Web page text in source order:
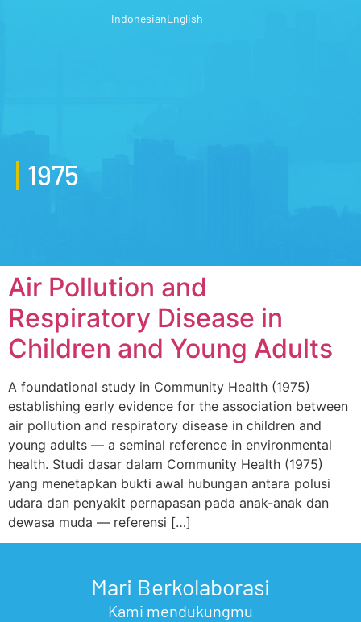
IndonesianEnglish
1975
Air Pollution and
Respiratory Disease in
Children and Young Adults
A foundational study in Community Health (1975)
establishing early evidence for the association between
air pollution and respiratory disease in children and
young adults — a seminal reference in environmental
health. Studi dasar dalam Community Health (1975)
yang menetapkan bukti awal hubungan antara polusi
udara dan penyakit pernapasan pada anak-anak dan
dewasa muda — referensi […]
Mari Berkolaborasi
Kami mendukungmu